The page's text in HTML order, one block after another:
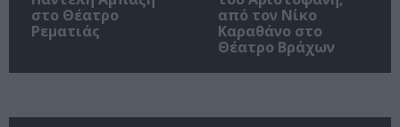
στο Θέατρο
Ρεματιάς
από τον Νίκο
Καραθάνο στο
Θέατρο Βράχων